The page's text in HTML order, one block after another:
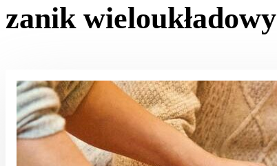
zanik wieloukładowy